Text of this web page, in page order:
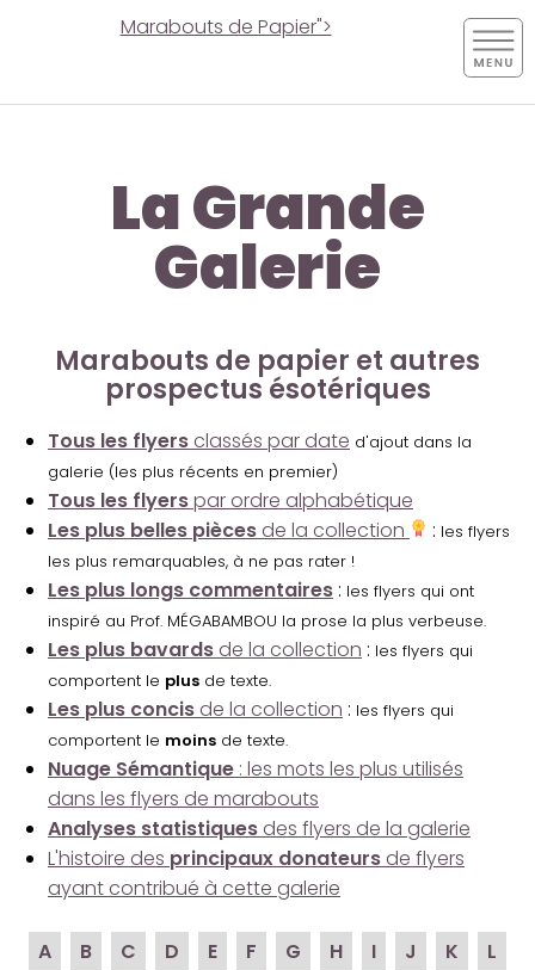
Marabouts de Papier">
La Grande
Galerie
Marabouts de papier et autres
prospectus ésotériques
Tous les flyers classés par date d'ajout dans la
galerie (les plus récents en premier)
Tous les flyerspar ordre alphabétique
Les plus belles pièces de la collection : les flyers
les plus remarquables, à ne pas rater !
Les plus longs commentaires : les flyers qui ont
inspiré au Prof. MÉGABAMBOU la prose la plus verbeuse.
Les plus bavards de la collection : les flyers qui
comportent le plus de texte.
Les plus concis de la collection : les flyers qui
comportent le moins de texte.
Nuage Sémantique : les mots les plus utilisés
dans les flyers de marabouts
Analyses statistiques des flyers de la galerie
L'histoire des principaux donateurs de flyers
ayant contribué à cette galerie
A B C D E F G H I J K
L